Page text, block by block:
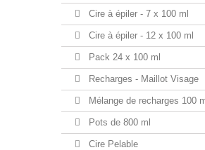
Cire à épiler - 7 x 100 ml
Cire à épiler - 12 x 100 ml
Pack 24 x 100 ml
Recharges - Maillot Visage
Mélange de recharges 100
Pots de 800 ml
Cire Pelable